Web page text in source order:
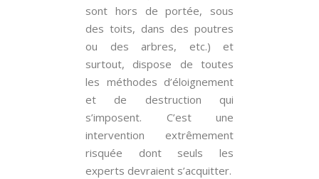
sont hors de portée, sous
des toits, dans des poutres
ou des arbres, etc.) et
surtout, dispose de toutes
les méthodes d’éloignement
et de destruction qui
s’imposent. C’est une
intervention extrêmement
risquée dont seuls les
experts devraient s’acquitter.